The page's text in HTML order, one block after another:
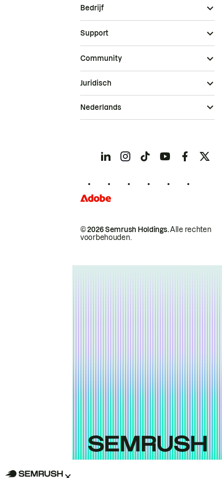
Bedrijf
Support
Community
© 2026 Semrush Holdings.Alle rechten
voorbehouden.
Juridisch
Nederlands